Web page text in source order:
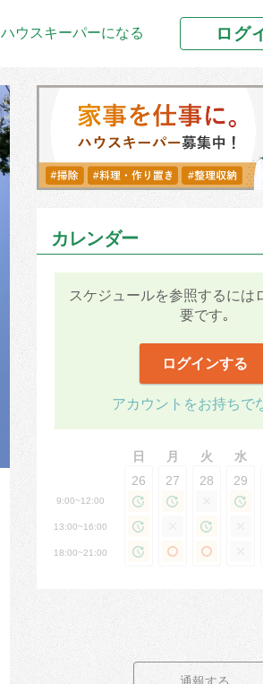
ハウスキーパーになる ログ
カレンダー
スケジュールを参照するには
要です｡
ログインする
アカウントをお持ちで
日 月 火 水
9:00~12:00
13:00~16:00
18:00~21:00
26 27 28 29